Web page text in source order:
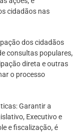
cidadãos nas
dos cidadãos
consultas populares,
direta e outras
o processo
Garantir a
Executivo e
e fiscalização, é